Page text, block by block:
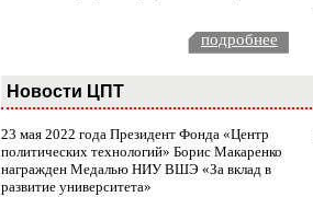
подробнее
Новости ЦПТ
23 мая 2022 года Президент Фонда «Центр
политических технологий» Борис Макаренко
награжден Медалью НИУ ВШЭ «За вклад в
развитие университета»